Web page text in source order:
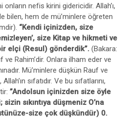
nefis kirini gidericidir. Allah’ı,
bilen, hem de mü’minlere öğreten
“Kendi içinizden, size
size Kitap ve hikmeti ve
elçi (Resul) gönderdik”. (Bakara:
ve Rahim’dir. Onlara ilham eder ve
Mü’minlere düşkün Rauf ve
sıfatıdır. Ve bu sıfatlarını,
”Andolsun içinizden size öyle
sıkıntıya düşmeniz O’na
size çok düşkündür) 0.